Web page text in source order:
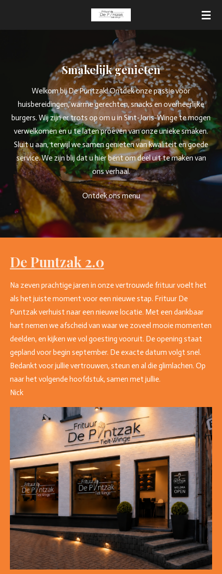
Smakelijk genieten
Welkom bij De Puntzak! Ontdek onze passie voor
huisbereidingen, warme gerechten, snacks en overheerlijke
burgers. Wij zijn er trots op om u in Sint-Joris-Winge te mogen
verwelkomen en u te laten proeven van onze unieke smaken.
Sluit u aan, terwijl we samen genieten van kwaliteit en goede
service. We zijn blij dat u hier bent om deel uit te maken van
ons verhaal.
Ontdek ons menu
De Puntzak 2.0
Na zeven prachtige jaren in onze vertrouwde frituur voelt het
als het juiste moment voor een nieuwe stap. Frituur De
Puntzak verhuist naar een nieuwe locatie. Met een dankbaar
hart nemen we afscheid van waar we zoveel mooie momenten
deelden, en kijken we vol goesting vooruit. De opening staat
gepland voor begin september. De exacte datum volgt snel.
Bedankt voor jullie vertrouwen, steun en al die glimlachen. Op
naar het volgende hoofdstuk, samen met jullie.
Nick